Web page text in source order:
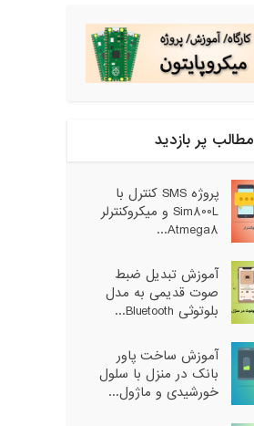
مطالب پر بازدید
پروژه SMS کنترل با
Sim800L و میکروکنترلر
Atmega8...
آموزش تبدیل ضبط
صوت قدیمی به مدل
بلوتوثی Bluetooth...
آموزش ساخت پاور
بانک در منزل با سلول
خورشیدی و ماژول...